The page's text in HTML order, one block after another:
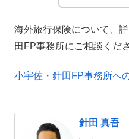
海外旅行保険について、
田FP事務所にご相談くだ
小宇佐・針田FP事務所へ
針田 真吾